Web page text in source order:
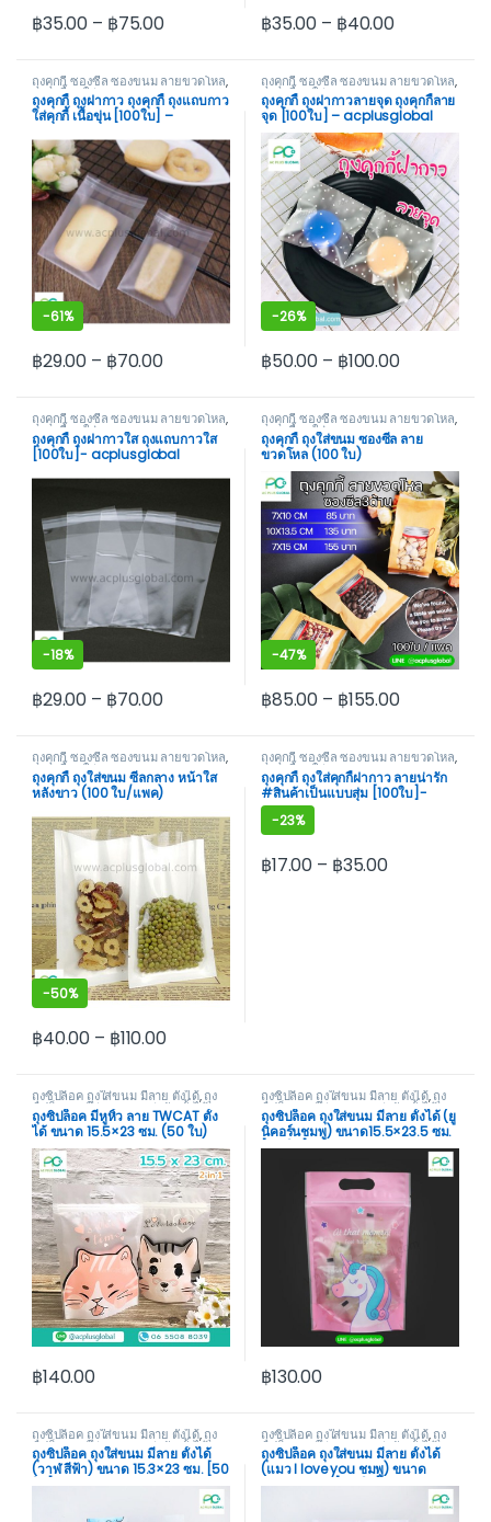
฿35.00 – ฿75.00
This product has multiple variants. The options may be
฿35.00 – ฿40.00
This product has multiple
ถุงคุกกี้ ซองซีล ซองขนม ลายขวดโหล,
ถุงคุกกี้ ถุงใส่ขนม
ถุงคุกกี้ ถุงฝากาว ถุงคุกกี้ ถุงแถบกาว
ใส่คุกกี้ เนื้อขุ่น [100ใบ] –
-61%
฿29.00 – ฿70.00
This product has multiple variants. The options may be
ถุงคุกกี้ ซองซีล ซองขนม ลายขวดโหล,
ถุงคุกกี้ ถุงใส่ขนม
ถุงคุกกี้ ถุงฝากาวลายจุด ถุงคุกกี้ลาย
จุด [100ใบ] – acplusglobal
-26%
฿50.00 – ฿100.00
This product has multiple
ถุงคุกกี้ ซองซีล ซองขนม ลายขวดโหล,
ถุงคุกกี้ ถุงใส่ขนม
ถุงคุกกี้ ถุงฝากาวใส ถุงแถบกาวใส
[100ใบ]- acplusglobal
-18%
฿29.00 – ฿70.00
This product has multiple variants. The options may be
ถุงคุกกี้ ซองซีล ซองขนม ลายขวดโหล,
ถุงคุกกี้ ถุงใส่ขนม
ถุงคุกกี้ ถุงใส่ขนม ซองซีล ลาย
ขวดโหล (100 ใบ)
-47%
฿85.00 – ฿155.00
This product has multiple
ถุงคุกกี้ ซองซีล ซองขนม ลายขวดโหล,
ถุงคุกกี้ ถุงใส่ขนม
ถุงคุกกี้ ถุงใส่ขนม ซีลกลาง หน้าใส
หลังขาว (100 ใบ/แพค)
-50%
฿40.00 – ฿110.00
This product has multiple variants. The options may be
ถุงคุกกี้ ซองซีล ซองขนม ลายขวดโหล,
ถุงคุกกี้ ถุงใส่ขนม
ถุงคุกกี้ ถุงใส่คุกกี้ฝากาว ลายน่ารัก
#สินค้าเป็นแบบสุ่ม [100ใบ]-
acplusglobal
-23%
฿17.00 – ฿35.00
This product has multiple
ถุงซิปล็อค ถุงใส่ขนม มีลาย ตั้งได้,ถุง
ซิปล็อค ถุงใส่ขนม ลายน่ารัก ตั้งได้
ถุงซิปล็อค มีหูหิ้ว ลาย TWCAT ตั้ง
ได้ ขนาด 15.5×23 ซม. (50 ใบ)
฿140.00
ถุงซิปล็อค ถุงใส่ขนม มีลาย ตั้งได้,ถุง
ซิปล็อค ถุงใส่ขนม ลายน่ารัก ตั้งได้
ถุงซิปล็อค ถุงใส่ขนม มีลาย ตั้งได้ (ยู
นิคอร์นชมพู) ขนาด15.5×23.5 ซม.
[50 ใบ]-acplusglobal
฿130.00
ถุงซิปล็อค ถุงใส่ขนม มีลาย ตั้งได้,ถุง
ซิปล็อค ถุงใส่ขนม ลายน่ารัก ตั้งได้
ถุงซิปล็อค ถุงใส่ขนม มีลาย ตั้งได้
(วาฬ สีฟ้า) ขนาด 15.3×23 ซม. [50
ใบ]- acplusglobal
ถุงซิปล็อค ถุงใส่ขนม มีลาย ตั้งได้,ถุง
ซิปล็อค ถุงใส่ขนม ลายน่ารัก ตั้งได้
ถุงซิปล็อค ถุงใส่ขนม มีลาย ตั้งได้
(แมว I love you ชมพู) ขนาด
15.3×23 ซม. [50 ใบ] –